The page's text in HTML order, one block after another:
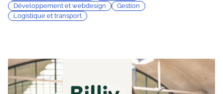
Développement et webdesign
Gestion
Logistique et transport